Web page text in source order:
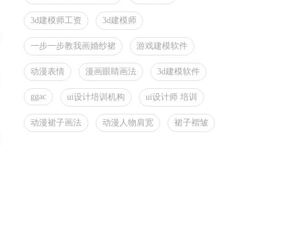
3d建模师工资 3d建模师
一步一步教我画婚纱裙 游戏建模软件
动漫表情 漫画眼睛画法 3d建模软件
ggac ui设计培训机构 ui设计师 培训
动漫裙子画法 动漫人物肩宽 裙子褶皱